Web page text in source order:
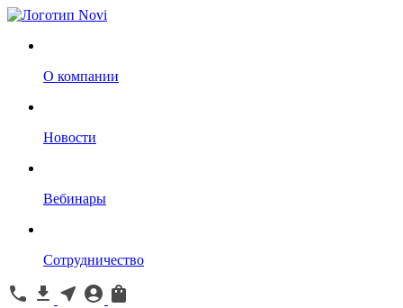
О компании
Новости
Вебинары
Сотрудничество